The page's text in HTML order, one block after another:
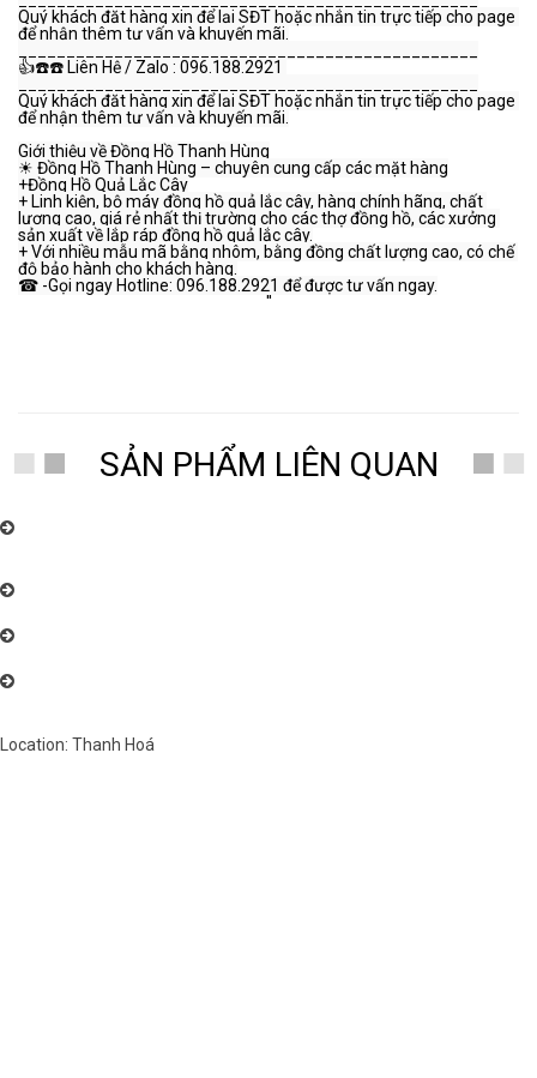
Quý khách đặt hàng xin để lại SĐT hoặc nhắn tin trực tiếp cho page
để nhận thêm tư vấn và khuyến mãi.
👍☎️☎️ Liên Hệ / Zalo : 096.188.2921
Quý khách đặt hàng xin để lại SĐT hoặc nhắn tin trực tiếp cho page
để nhận thêm tư vấn và khuyến mãi.
Giới thiệu về Đồng Hồ Thanh Hùng
☀ Đồng Hồ Thanh Hùng – chuyên cung cấp các mặt hàng
+Đồng Hồ Quả Lắc Cây
+ Linh kiện, bộ máy đồng hồ quả lắc cây, hàng chính hãng, chất
lượng cao, giá rẻ nhất thị trường cho các thợ đồng hồ, các xưởng
sản xuất về lắp ráp đồng hồ quả lắc cây.
+ Với nhiều mẫu mã bằng nhôm, bằng đồng chất lượng cao, có chế
độ bảo hành cho khách hàng.
☎ -Gọi ngay Hotline: 096.188.2921 để được tư vấn ngay.
''
SẢN PHẨM LIÊN QUAN
Location: Thanh Hoá